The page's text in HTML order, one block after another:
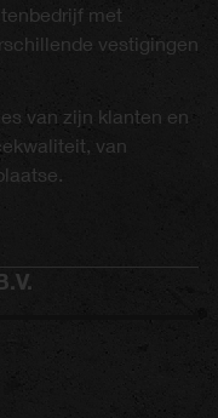
met
vestigingen
van zijn klanten en
van